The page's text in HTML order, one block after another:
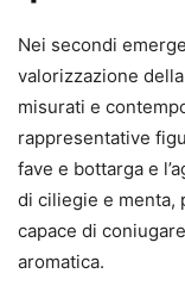
Nei secondi
valorizzazione
misurati e
rappresentative
fave e bottarga e
di ciliegie e menta,
capace di
aromatica.